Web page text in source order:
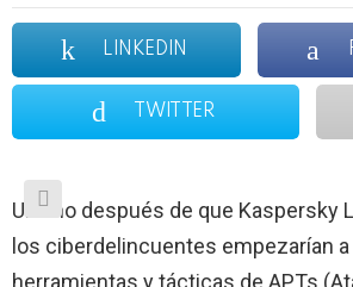
LINKEDIN
TWITTER
Un año después de que Kaspersky
los ciberdelincuentes empezarían a
herramientas y tácticas de APTs